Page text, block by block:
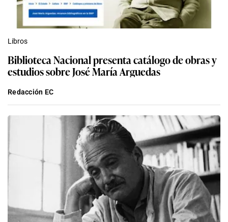
Libros
Biblioteca Nacional presenta catálogo de obras y
estudios sobre José María Arguedas
Redacción EC